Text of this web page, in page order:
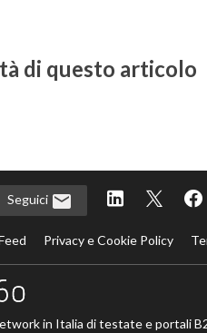
di questo articolo
Seguici
Privacy e Cookie Policy
in Italia di testate e portali